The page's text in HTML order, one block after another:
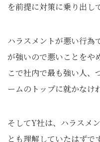
を前提に対策に乗り出し
ハラスメントが悪い行為
が強いので悪いことをや
こで社内で最も強い人、
ームのトップに就かなけ
そしてY社は、ハラスメ
とも理解していたはずで